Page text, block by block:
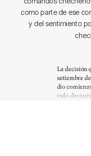
como parte de ese
y del sentimiento
La decisión
setiembre
dio
todo